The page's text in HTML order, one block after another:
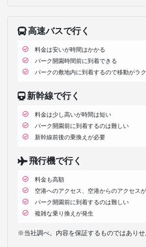
高速バスで行く
料金は安いが時間はかかる
パーク開園時間前に到着できる
パークの敷地内に到着するので移動がラク
新幹線で行く
料金は少し高いが時間は短い
パーク開園前に到着するのは難しい
新幹線前後の乗換えが必要
飛行機で行く
料金も高額
空港へのアクセス、空港からのアクセス
パーク開園前に到着するのは難しい
複雑な乗り換えが発生
※当社調べ。内容を保証するものではありせ